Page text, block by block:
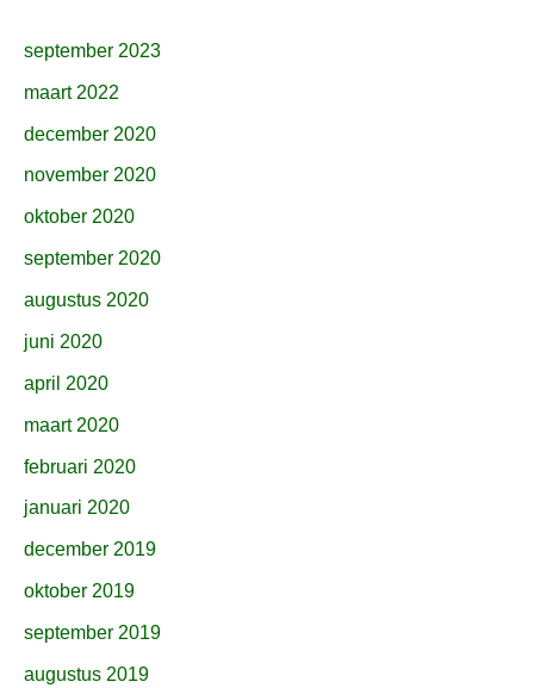
september 2023
maart 2022
december 2020
november 2020
oktober 2020
september 2020
augustus 2020
juni 2020
april 2020
maart 2020
februari 2020
januari 2020
december 2019
oktober 2019
september 2019
augustus 2019